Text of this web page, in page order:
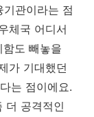
관이라는 점
체국 어디서
도 빼놓을
가 기대했던
는 점이에요.
더 공격적인